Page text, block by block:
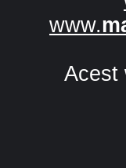
www.
Acest